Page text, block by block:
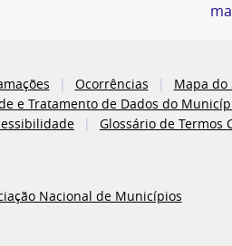
Ocorrências Mapa do
e Tratamento de Dados do
Glossário de Termos
Nacional de Municípios